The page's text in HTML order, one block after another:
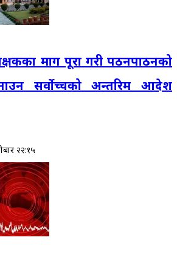
माग पूरा गरी पठनपाठनको
सर्वोच्चको अन्तरिम आदेश
२२:१५